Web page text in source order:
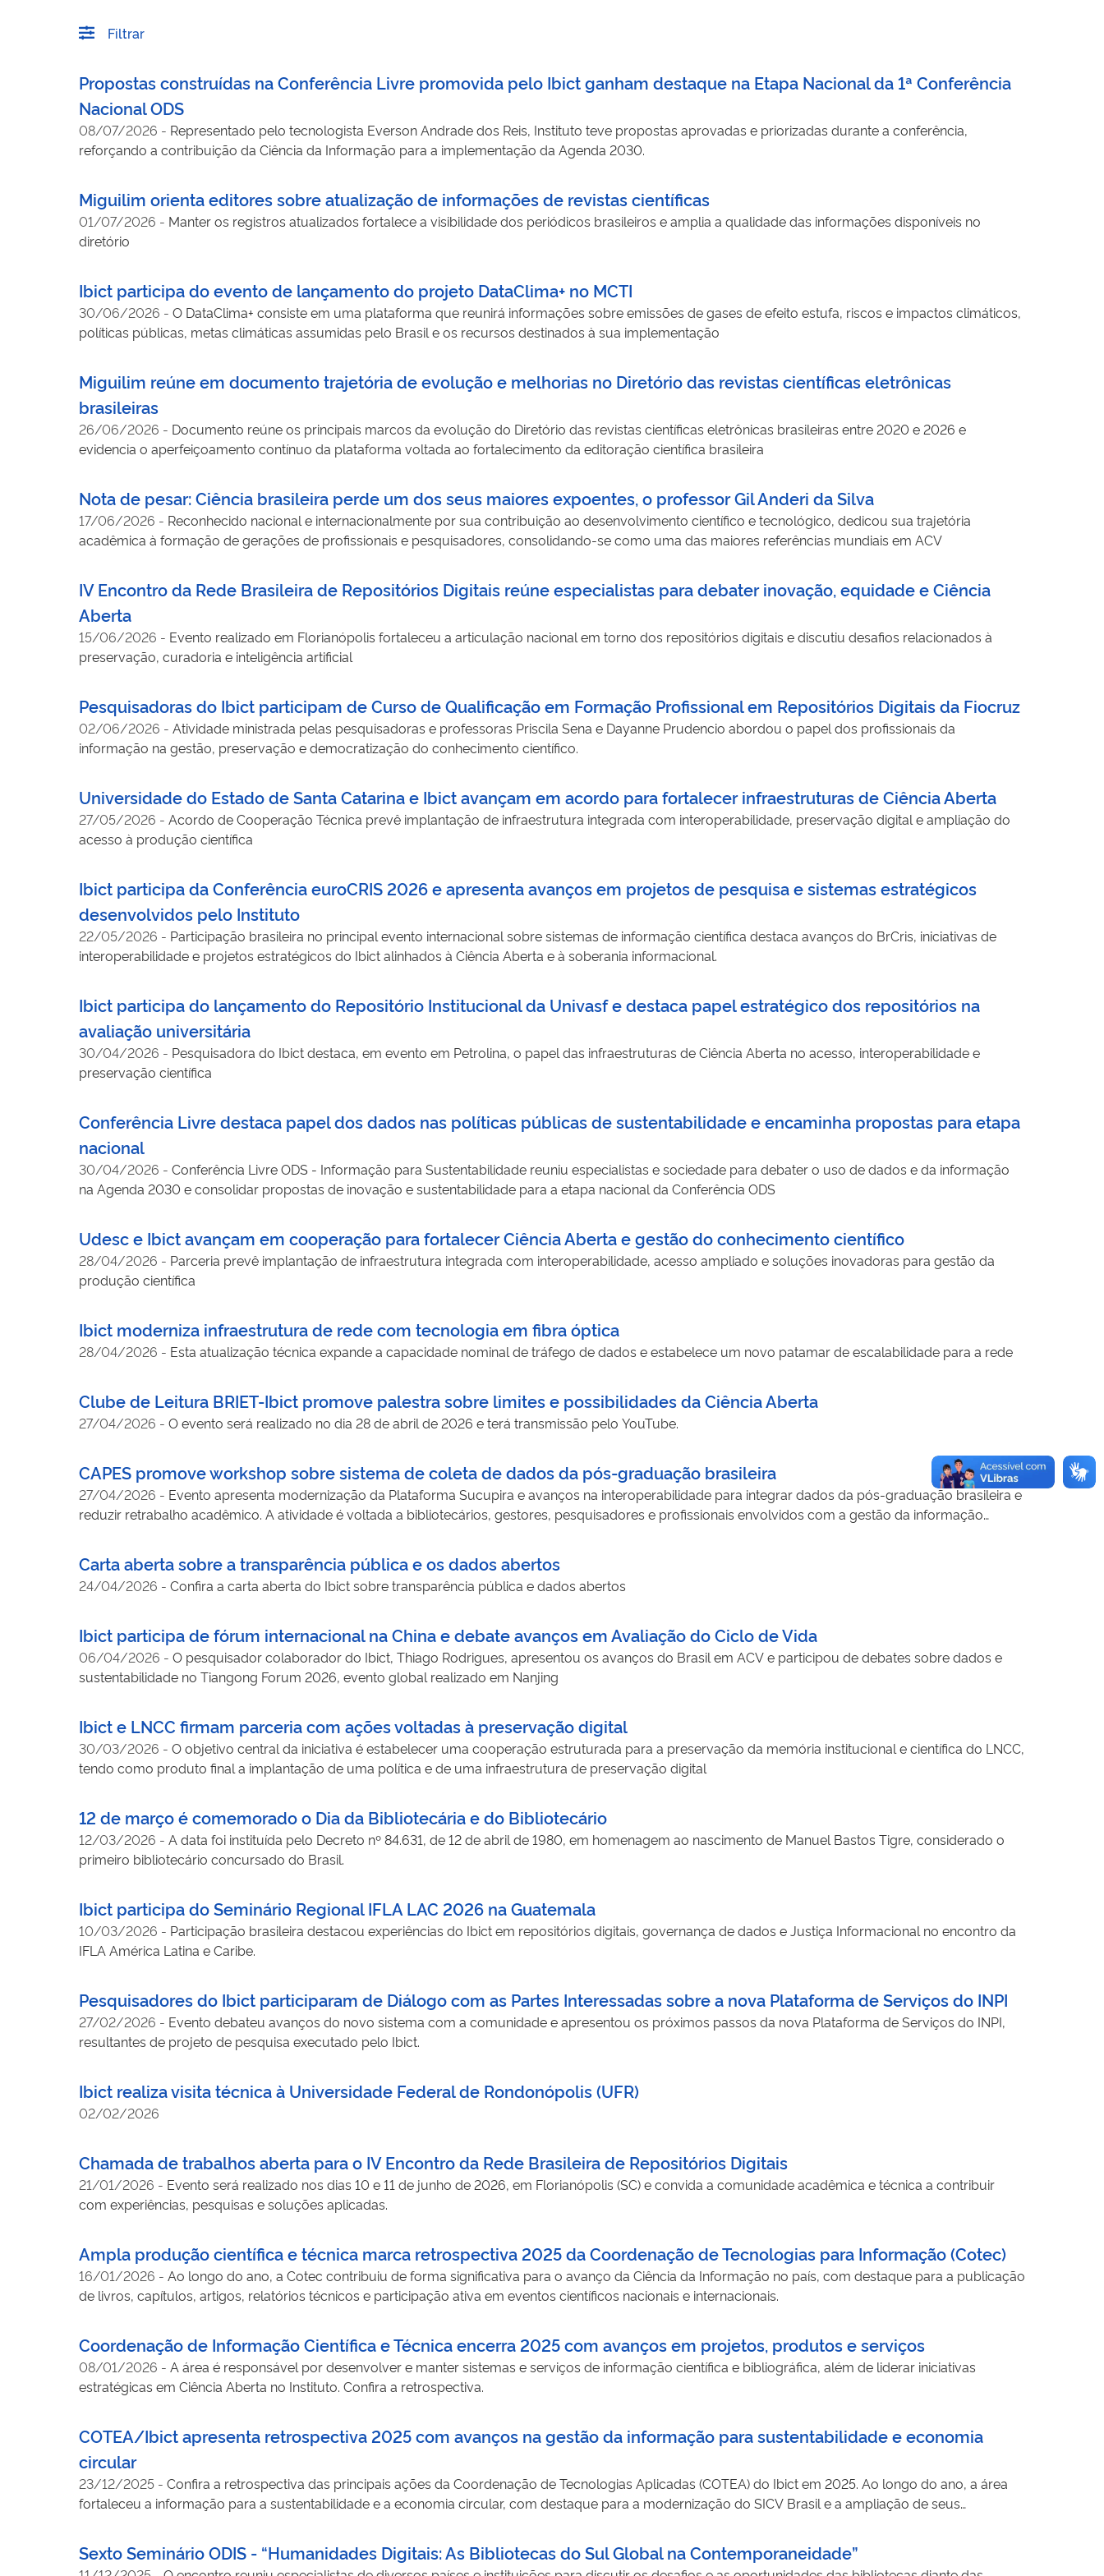
Filtrar
Propostas construídas na Conferência Livre promovida pelo Ibict ganham destaque na Etapa Nacional da 1ª Conferência
Nacional ODS
08/07/2026 - Representado pelo tecnologista Everson Andrade dos Reis, Instituto teve propostas aprovadas e priorizadas durante a conferência,
reforçando a contribuição da Ciência da Informação para a implementação da Agenda 2030.
Miguilim orienta editores sobre atualização de informações de revistas científicas
01/07/2026 - Manter os registros atualizados fortalece a visibilidade dos periódicos brasileiros e amplia a qualidade das informações disponíveis no
diretório
Ibict participa do evento de lançamento do projeto DataClima+ no MCTI
30/06/2026 - O DataClima+ consiste em uma plataforma que reunirá informações sobre emissões de gases de efeito estufa, riscos e impactos climáticos,
políticas públicas, metas climáticas assumidas pelo Brasil e os recursos destinados à sua implementação
Miguilim reúne em documento trajetória de evolução e melhorias no Diretório das revistas científicas eletrônicas
brasileiras
26/06/2026 - Documento reúne os principais marcos da evolução do Diretório das revistas científicas eletrônicas brasileiras entre 2020 e 2026 e
evidencia o aperfeiçoamento contínuo da plataforma voltada ao fortalecimento da editoração científica brasileira
Nota de pesar: Ciência brasileira perde um dos seus maiores expoentes, o professor Gil Anderi da Silva
17/06/2026 - Reconhecido nacional e internacionalmente por sua contribuição ao desenvolvimento científico e tecnológico, dedicou sua trajetória
acadêmica à formação de gerações de profissionais e pesquisadores, consolidando-se como uma das maiores referências mundiais em ACV
IV Encontro da Rede Brasileira de Repositórios Digitais reúne especialistas para debater inovação, equidade e Ciência
Aberta
15/06/2026 - Evento realizado em Florianópolis fortaleceu a articulação nacional em torno dos repositórios digitais e discutiu desafios relacionados à
preservação, curadoria e inteligência artificial
Pesquisadoras do Ibict participam de Curso de Qualificação em Formação Profissional em Repositórios Digitais da Fiocruz
02/06/2026 - Atividade ministrada pelas pesquisadoras e professoras Priscila Sena e Dayanne Prudencio abordou o papel dos profissionais da
informação na gestão, preservação e democratização do conhecimento científico.
Universidade do Estado de Santa Catarina e Ibict avançam em acordo para fortalecer infraestruturas de Ciência Aberta
27/05/2026 - Acordo de Cooperação Técnica prevê implantação de infraestrutura integrada com interoperabilidade, preservação digital e ampliação do
acesso à produção científica
Ibict participa da Conferência euroCRIS 2026 e apresenta avanços em projetos de pesquisa e sistemas estratégicos
desenvolvidos pelo Instituto
22/05/2026 - Participação brasileira no principal evento internacional sobre sistemas de informação científica destaca avanços do BrCris, iniciativas de
interoperabilidade e projetos estratégicos do Ibict alinhados à Ciência Aberta e à soberania informacional.
Ibict participa do lançamento do Repositório Institucional da Univasf e destaca papel estratégico dos repositórios na
avaliação universitária
30/04/2026 - Pesquisadora do Ibict destaca, em evento em Petrolina, o papel das infraestruturas de Ciência Aberta no acesso, interoperabilidade e
preservação científica
Conferência Livre destaca papel dos dados nas políticas públicas de sustentabilidade e encaminha propostas para etapa
nacional
30/04/2026 - Conferência Livre ODS - Informação para Sustentabilidade reuniu especialistas e sociedade para debater o uso de dados e da informação
na Agenda 2030 e consolidar propostas de inovação e sustentabilidade para a etapa nacional da Conferência ODS
Udesc e Ibict avançam em cooperação para fortalecer Ciência Aberta e gestão do conhecimento científico
28/04/2026 - Parceria prevê implantação de infraestrutura integrada com interoperabilidade, acesso ampliado e soluções inovadoras para gestão da
produção científica
Ibict moderniza infraestrutura de rede com tecnologia em fibra óptica
28/04/2026 - Esta atualização técnica expande a capacidade nominal de tráfego de dados e estabelece um novo patamar de escalabilidade para a rede
Clube de Leitura BRIET-Ibict promove palestra sobre limites e possibilidades da Ciência Aberta
27/04/2026 - O evento será realizado no dia 28 de abril de 2026 e terá transmissão pelo YouTube.
CAPES promove workshop sobre sistema de coleta de dados da pós-graduação brasileira
27/04/2026 - Evento apresenta modernização da Plataforma Sucupira e avanços na interoperabilidade para integrar dados da pós-graduação brasileira e
reduzir retrabalho acadêmico. A atividade é voltada a bibliotecários, gestores, pesquisadores e profissionais envolvidos com a gestão da informação
Carta aberta sobre a transparência pública e os dados abertos
24/04/2026 - Confira a carta aberta do Ibict sobre transparência pública e dados abertos
Ibict participa de fórum internacional na China e debate avanços em Avaliação do Ciclo de Vida
06/04/2026 - O pesquisador colaborador do Ibict, Thiago Rodrigues, apresentou os avanços do Brasil em ACV e participou de debates sobre dados e
sustentabilidade no Tiangong Forum 2026, evento global realizado em Nanjing
Ibict e LNCC firmam parceria com ações voltadas à preservação digital
30/03/2026 - O objetivo central da iniciativa é estabelecer uma cooperação estruturada para a preservação da memória institucional e científica do LNCC,
tendo como produto final a implantação de uma política e de uma infraestrutura de preservação digital
12 de março é comemorado o Dia da Bibliotecária e do Bibliotecário
12/03/2026 - A data foi instituída pelo Decreto nº 84.631, de 12 de abril de 1980, em homenagem ao nascimento de Manuel Bastos Tigre, considerado o
primeiro bibliotecário concursado do Brasil.
Ibict participa do Seminário Regional IFLA LAC 2026 na Guatemala
10/03/2026 - Participação brasileira destacou experiências do Ibict em repositórios digitais, governança de dados e Justiça Informacional no encontro da
IFLA América Latina e Caribe.
Pesquisadores do Ibict participaram de Diálogo com as Partes Interessadas sobre a nova Plataforma de Serviços do INPI
27/02/2026 - Evento debateu avanços do novo sistema com a comunidade e apresentou os próximos passos da nova Plataforma de Serviços do INPI,
resultantes de projeto de pesquisa executado pelo Ibict.
Ibict realiza visita técnica à Universidade Federal de Rondonópolis (UFR)
02/02/2026
Chamada de trabalhos aberta para o IV Encontro da Rede Brasileira de Repositórios Digitais
21/01/2026 - Evento será realizado nos dias 10 e 11 de junho de 2026, em Florianópolis (SC) e convida a comunidade acadêmica e técnica a contribuir
com experiências, pesquisas e soluções aplicadas.
Ampla produção científica e técnica marca retrospectiva 2025 da Coordenação de Tecnologias para Informação (Cotec)
16/01/2026 - Ao longo do ano, a Cotec contribuiu de forma significativa para o avanço da Ciência da Informação no país, com destaque para a publicação
de livros, capítulos, artigos, relatórios técnicos e participação ativa em eventos científicos nacionais e internacionais.
Coordenação de Informação Científica e Técnica encerra 2025 com avanços em projetos, produtos e serviços
08/01/2026 - A área é responsável por desenvolver e manter sistemas e serviços de informação científica e bibliográfica, além de liderar iniciativas
estratégicas em Ciência Aberta no Instituto. Confira a retrospectiva.
COTEA/Ibict apresenta retrospectiva 2025 com avanços na gestão da informação para sustentabilidade e economia
circular
23/12/2025 - Confira a retrospectiva das principais ações da Coordenação de Tecnologias Aplicadas (COTEA) do Ibict em 2025. Ao longo do ano, a área
fortaleceu a informação para a sustentabilidade e a economia circular, com destaque para a modernização do SICV Brasil e a ampliação de seus
Sexto Seminário ODIS - “Humanidades Digitais: As Bibliotecas do Sul Global na Contemporaneidade”